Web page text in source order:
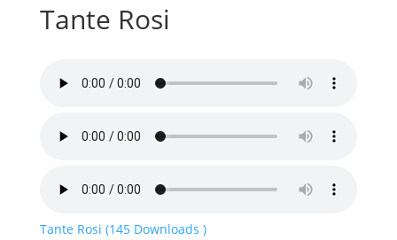
Tante Rosi
Tante Rosi (145 Downloads )